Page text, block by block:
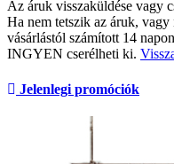
Az áruk visszaküldése vagy
Ha nem tetszik az áruk, vagy
vásárlástól számított 14
INGYEN cserélheti ki.
Jelenlegi promóciók